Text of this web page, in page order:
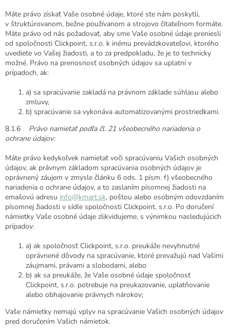
Máte právo získať Vaše osobné údaje, ktoré ste nám poskytli,
v štruktúrovanom, bežne používanom a strojovo čitateľnom formáte.
Máte právo od nás požadovať, aby sme Vaše osobné údaje preniesli
od spoločnosti Clickpoint, s.r.o. k inému prevádzkovateľovi, ktorého
uvediete vo Vašej žiadosti, a to za predpokladu, že je to technicky
možné. Právo na prenosnosť osobných údajov sa uplatní v
prípadoch, ak:
a) sa spracúvanie zakladá na právnom základe súhlasu alebo
zmluvy,
b) spracúvanie sa vykonáva automatizovanými prostriedkami.
8.1.6 Právo namietať podľa čl. 21 všeobecného nariadenia o
ochrane údajov:
Máte právo kedykoľvek namietať voči spracúvaniu Vašich osobných
údajov, ak právnym základom spracúvania osobných údajov je
oprávnený záujem v zmysle článku 6 ods. 1 písm. f) všeobecného
nariadenia o ochrane údajov, a to zaslaním písomnej žiadosti na
emailovú adresu info@kmart.sk, poštou alebo osobným odovzdaním
písomnej žiadosti v sídle spoločnosti Clickpoint, s.r.o. Po doručení
námietky Vaše osobné údaje zlikvidujeme, s výnimkou nasledujúcich
prípadov:
a) ak spoločnosť Clickpoint, s.r.o. preukáže nevyhnutné
oprávnené dôvody na spracúvanie, ktoré prevažujú nad Vašimi
záujmami, právami a slobodami, alebo
b) ak sa preukáže, že Vaše osobné údaje spoločnosť
Clickpoint, s.r.o. potrebuje na preukazovanie, uplatňovanie
alebo obhajovanie právnych nárokov;
Vaše námietky nemajú vplyv na spracúvanie Vašich osobných údajov
pred doručením Vašich námietok.